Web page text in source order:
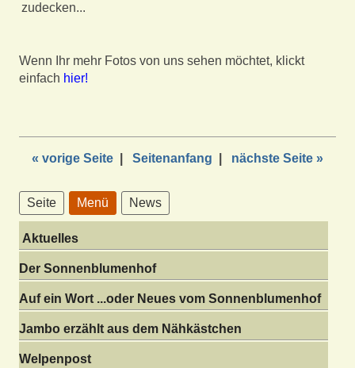
zudecken...
Wenn Ihr mehr Fotos von uns sehen möchtet, klickt
einfach hier!
« vorige Seite Seitenanfang nächste Seite »
Seite Menü News
Aktuelles
Der Sonnenblumenhof
Auf ein Wort ...oder Neues vom Sonnenblumenhof
Jambo erzählt aus dem Nähkästchen
Welpenpost